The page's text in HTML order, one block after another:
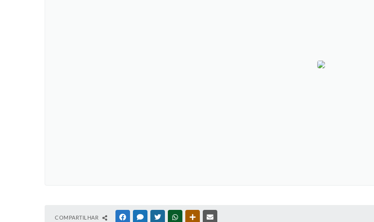
COMPARTILHAR FACEBOOKMESSENGER
TWITTERWHATSAPPOUTRAS MÍDIAS